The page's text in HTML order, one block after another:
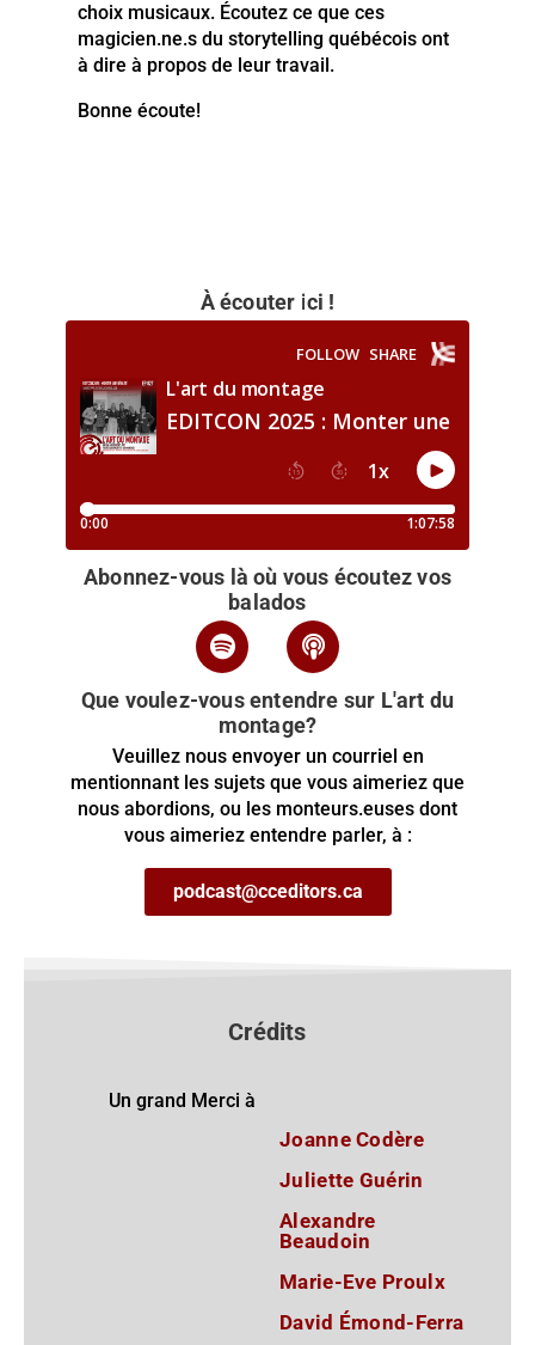
choix musicaux. Écoutez ce que ces
magicien.ne.s du storytelling québécois ont
à dire à propos de leur travail.
Bonne écoute!
À écouter ici !
Abonnez-vous là où vous écoutez vos
balados
Que voulez-vous entendre sur L'art du
montage?
Veuillez nous envoyer un courriel en
mentionnant les sujets que vous aimeriez que
nous abordions, ou les monteurs.euses dont
vous aimeriez entendre parler, à :
podcast@cceditors.ca
Crédits
Un grand Merci à
Joanne Codère
Juliette Guérin
Alexandre
Beaudoin
Marie-Eve Proulx
David Émond-Ferra